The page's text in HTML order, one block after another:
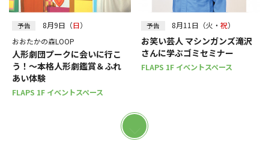
予告 8月9日（日）
おおたかの森LOOP
人形劇団プークに会いに行こ
う！～本格人形劇鑑賞＆ふれ
あい体験
FLAPS 1F イベントスペース
予告 8月11日（火・祝）
お笑い芸人 マシンガンズ滝沢
さんに学ぶゴミセミナー
FLAPS 1F イベントスペース